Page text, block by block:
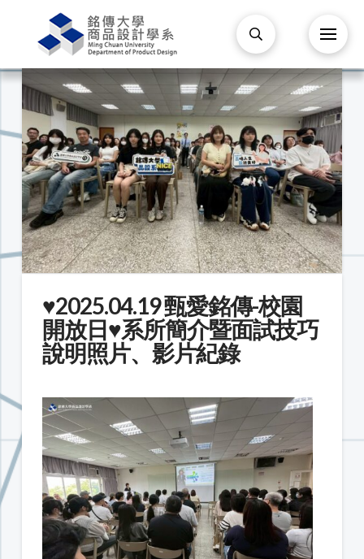
♥️2025.04.19 甄愛銘傳-校園
開放日♥️系所簡介暨面試技巧
說明照片、影片紀錄